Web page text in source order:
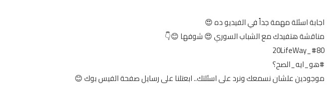
اجابة اسئلة مهمة جداً في الفيديو ده 😍
مناقشة هتفيدك مع الشباب السوري 😍 شوفها 😊👇
#80_20LifeWay
#هو_ايه_الصح؟
موجودين علشان نسمعك ونرد على اسئلتك.. ابعتلنا على رسايل صفحة الفيس بوك 😊